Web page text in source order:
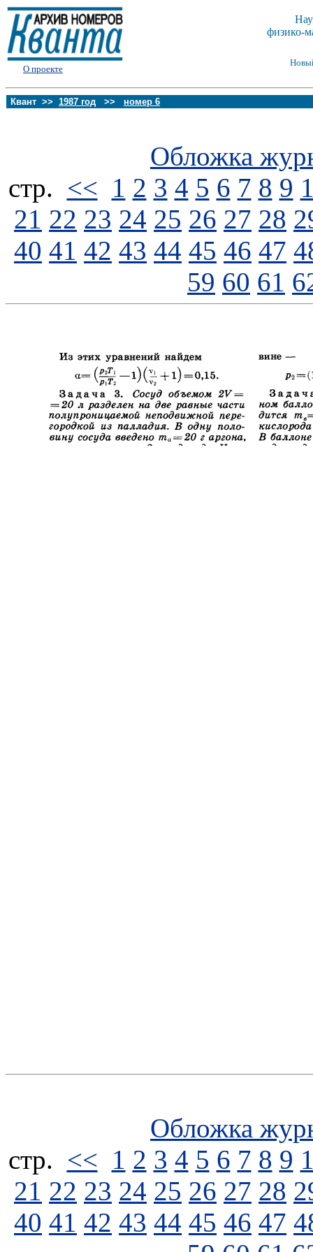
О проекте
физико-
Квант >> 1987 год >> номер 6
Обложка
стp. << 1 2 3 4 5 6 7 8 9
21 22 23 24 25 26 27 28
40 41 42 43 44 45 46 47
59 60 61
Обложка
стp. << 1 2 3 4 5 6 7 8 9
21 22 23 24 25 26 27 28
40 41 42 43 44 45 46 47